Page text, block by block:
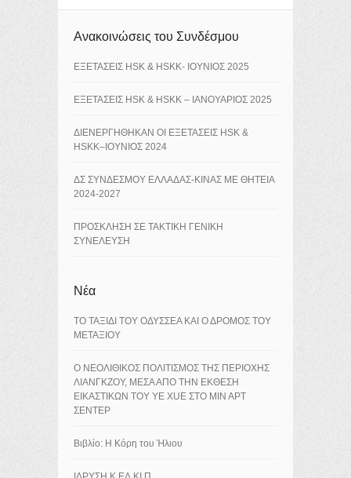
Ανακοινώσεις του Συνδέσμου
ΕΞΕΤΑΣΕΙΣ HSK & HSKK- ΙΟΥΝΙΟΣ 2025
ΕΞΕΤΑΣΕΙΣ HSK & HSKK – ΙΑΝΟΥΑΡΙΟΣ 2025
ΔΙΕΝΕΡΓΗΘΗΚΑΝ ΟΙ ΕΞΕΤΑΣΕΙΣ HSK &
HSKK–ΙΟΥΝΙΟΣ 2024
ΔΣ ΣΥΝΔΕΣΜΟΥ ΕΛΛΑΔΑΣ-ΚΙΝΑΣ ΜΕ ΘΗΤΕΙΑ
2024-2027
ΠΡΟΣΚΛΗΣΗ ΣΕ ΤΑΚΤΙΚΗ ΓΕΝΙΚΗ
ΣΥΝΕΛΕΥΣΗ
Νέα
ΤΟ ΤΑΞΙΔΙ ΤΟΥ ΟΔΥΣΣΕΑ ΚΑΙ Ο ΔΡΟΜΟΣ ΤΟΥ
ΜΕΤΑΞΙΟΥ
Ο ΝΕΟΛΙΘΙΚΟΣ ΠΟΛΙΤΙΣΜΟΣ ΤΗΣ ΠΕΡΙΟΧΗΣ
ΛΙΑΝΓΚΖΟΥ, ΜΕΣΑ ΑΠΟ ΤΗΝ ΕΚΘΕΣΗ
ΕΙΚΑΣΤΙΚΩΝ ΤΟΥ YE XUE ΣΤΟ ΜΙΝ ΑΡΤ
ΣΕΝΤΕΡ
Βιβλίο: Η Κόρη του Ήλιου